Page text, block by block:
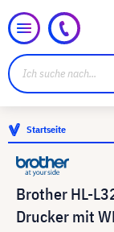
Startseite
Brother HL-
Drucker mit